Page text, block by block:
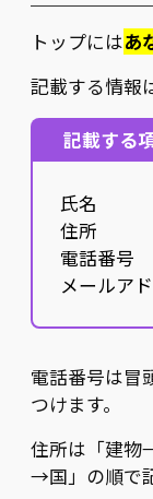
トップにはあ
記載する情報
記載する
氏名
住所
電話番号
メールア
電話番号は冒
つけます。
住所は「建
→国」の順で